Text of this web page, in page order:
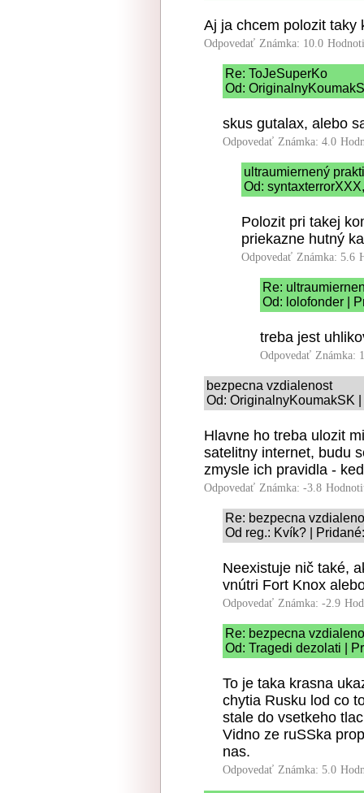
Aj ja chcem polozit taky
Odpovedať Známka: 10.0
Re: ToJeSuperKo
Od:
skus gutalax, alebo
Odpovedať Známka: 4.0
ultraumiernený
Od:
Polozit pri takej
priekazne hutný
Odpovedať Známka: 5.6
Re:
Od: lolofonder |
treba jest
Odpovedať Známka:
bezpecna vzdialenost
Od: OriginalnyKoumakSK
Hlavne ho treba ulozit
satelitny internet, budu
zmysle ich pravidla -
Odpovedať Známka: -3.8
Re: bezpecna
Od reg.: Kvík? |
Neexistuje nič také,
vnútri Fort Knox
Odpovedať Známka: -2.9
Re: bezpecna
Od: Tragedi dezolati |
To je taka krasna
chytia Rusku lod co
stale do vsetkeho
Vidno ze ruSSka
nas.
Odpovedať Známka: 5.0